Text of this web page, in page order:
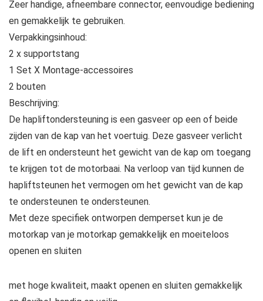
Zeer handige, afneembare connector, eenvoudige bediening
en gemakkelijk te gebruiken.
Verpakkingsinhoud:
2 x supportstang
1 Set X Montage-accessoires
2 bouten
Beschrijving:
De hapliftondersteuning is een gasveer op een of beide
zijden van de kap van het voertuig. Deze gasveer verlicht
de lift en ondersteunt het gewicht van de kap om toegang
te krijgen tot de motorbaai. Na verloop van tijd kunnen de
hapliftsteunen het vermogen om het gewicht van de kap
te ondersteunen te ondersteunen.
Met deze specifiek ontworpen demperset kun je de
motorkap van je motorkap gemakkelijk en moeiteloos
openen en sluiten
met hoge kwaliteit, maakt openen en sluiten gemakkelijk